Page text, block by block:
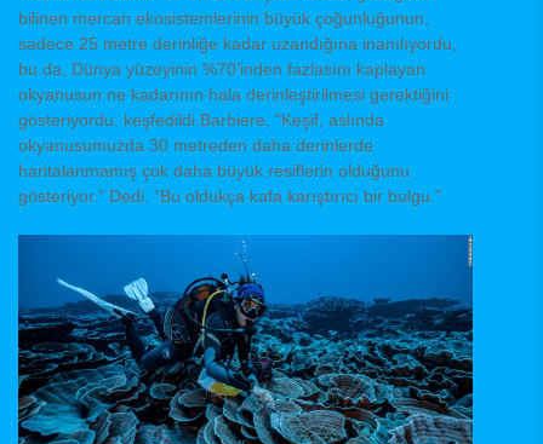
bilinen mercan ekosistemlerinin büyük çoğunluğunun,
sadece 25 metre derinliğe kadar uzandığına inanılıyordu,
bu da, Dünya yüzeyinin %70’inden fazlasını kaplayan
okyanusun ne kadarının hala derinleştirilmesi gerektiğini
gösteriyordu. keşfedildi.Barbiere, “Keşif, aslında
okyanusumuzda 30 metreden daha derinlerde
haritalanmamış çok daha büyük resiflerin olduğunu
gösteriyor.” Dedi. “Bu oldukça kafa karıştırıcı bir bulgu.”